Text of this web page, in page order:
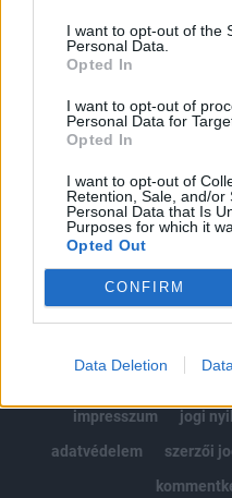
I want to opt-out of the
Personal Data.
Opted In
I want to opt-out of
Personal Data for
Opted In
I want to opt-out of
Retention, Sale, and/or
Personal Data that Is
Purposes for which it
Opted Out
CONFIRM
Data Deletion
Portfolio.hu teljes
Kötéslisták: BÉT
kötéslistái
MÁR ELŐFIZETŐNK
impresszum
jogi
adatvédelem
szerzői